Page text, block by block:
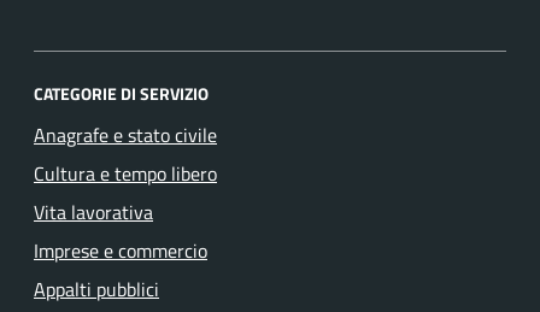
CATEGORIE DI SERVIZIO
Anagrafe e stato civile
Cultura e tempo libero
Vita lavorativa
Imprese e commercio
Appalti pubblici